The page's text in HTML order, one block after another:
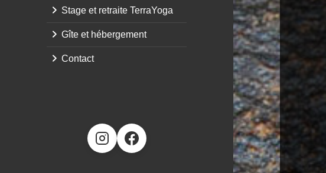
Stage et retraite TerraYoga
Gîte et hébergement
Contact